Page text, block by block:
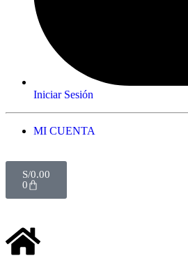
Iniciar Sesión
MI CUENTA
S/0.00
0